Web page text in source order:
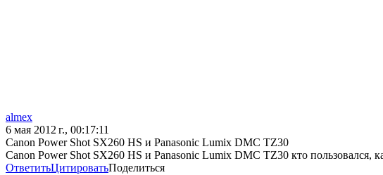
almex
6 мая 2012 г., 00:17:11
Canon Power Shot SX260 HS и Panasonic Lumix DMС TZ30
Canon Power Shot SX260 HS и Panasonic Lumix DMС TZ30 кто пользовался,
ОтветитьЦитироватьПоделиться